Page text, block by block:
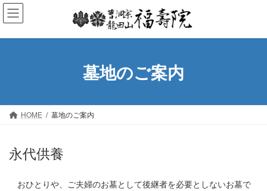
コ
ン
ッ
ナ
ビ
移
墓地のご案内
HOME 墓地のご案内
永代供養
おひとりや、ご夫婦のお墓として後継者を必要としないお墓で